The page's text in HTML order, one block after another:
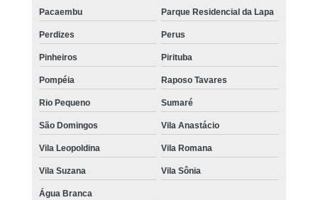
Pacaembu Parque Residencial da Lapa
Perdizes Perus
Pinheiros Pirituba
Pompéia Raposo Tavares
Rio Pequeno Sumaré
São Domingos Vila Anastácio
Vila Leopoldina Vila Romana
Vila Suzana Vila Sônia
Água Branca